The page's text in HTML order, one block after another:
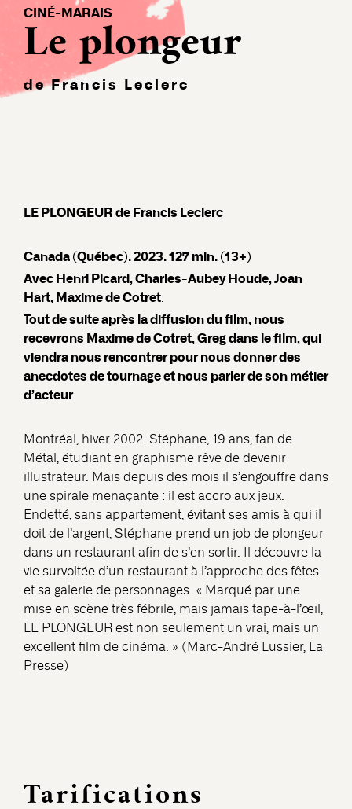
CINÉ-MARAIS
Le plongeur
de Francis Leclerc
LE PLONGEUR de Francis Leclerc
Canada (Québec). 2023. 127 min. (13+)
Avec Henri Picard, Charles-Aubey Houde, Joan
Hart, Maxime de Cotret.
Tout de suite après la diffusion du film, nous
recevrons Maxime de Cotret, Greg dans le film, qui
viendra nous rencontrer pour nous donner des
anecdotes de tournage et nous parler de son métier
d’acteur
Montréal, hiver 2002. Stéphane, 19 ans, fan de
Métal, étudiant en graphisme rêve de devenir
illustrateur. Mais depuis des mois il s’engouffre dans
une spirale menaçante : il est accro aux jeux.
Endetté, sans appartement, évitant ses amis à qui il
doit de l’argent, Stéphane prend un job de plongeur
dans un restaurant afin de s’en sortir. Il découvre la
vie survoltée d’un restaurant à l’approche des fêtes
et sa galerie de personnages. « Marqué par une
mise en scène très fébrile, mais jamais tape-à-l’œil,
LE PLONGEUR est non seulement un vrai, mais un
excellent film de cinéma. » (Marc-André Lussier, La
Presse)
Tarifications